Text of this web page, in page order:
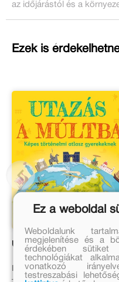
az időjárástól és a
Ezek is
Utazás a múltba
Peter Chrisp, Simon
Ez a weboldal
Weboldalunk
megjelenítése és a
érdekében
technológiákat
vonatkozó
testreszabási